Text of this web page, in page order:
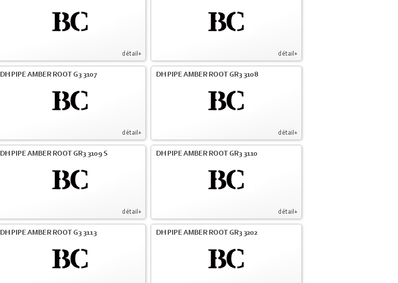
détail+ détail+
détail+
DH PIPE AMBER ROOT G3 3107
détail+
DH PIPE AMBER ROOT GR3 3108
détail+
DH PIPE AMBER ROOT GR3 3109 S
détail+
DH PIPE AMBER ROOT GR3 3110
DH PIPE AMBER ROOT G3 3113 DH PIPE AMBER ROOT GR3 3202